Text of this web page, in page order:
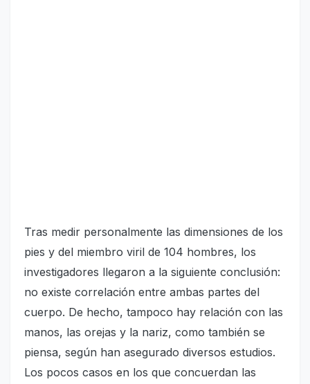
Tras medir personalmente las dimensiones de los
pies y del miembro viril de 104 hombres, los
investigadores llegaron a la siguiente conclusión:
no existe correlación entre ambas partes del
cuerpo. De hecho, tampoco hay relación con las
manos, las orejas y la nariz, como también se
piensa, según han asegurado diversos estudios.
Los pocos casos en los que concuerdan las